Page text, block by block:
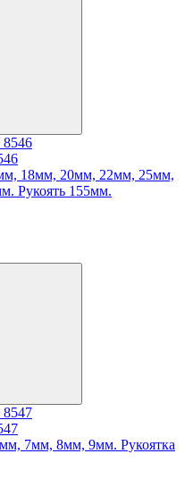
18мм, 20мм, 22мм, 25мм,
Рукоять 155мм.
7мм, 8мм, 9мм. Рукоятка